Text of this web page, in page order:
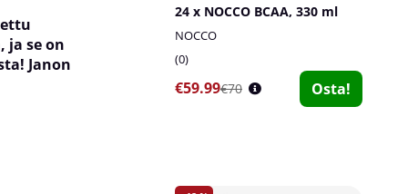
se on
Janon
24 x NOCCO BCAA, 330 ml
NOCCO
0
€59.99€70 Osta!